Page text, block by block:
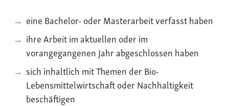
eine Bachelor- oder Masterarbeit verfasst haben
ihre Arbeit im aktuellen oder im
vorangegangenen Jahr abgeschlossen haben
sich inhaltlich mit Themen der Bio-
Lebensmittelwirtschaft oder Nachhaltigkeit
beschäftigen